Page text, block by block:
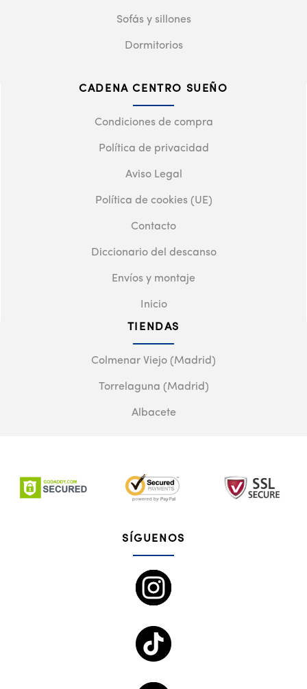
Sofás y sillones
Dormitorios
CADENA CENTRO SUEÑO
Condiciones de compra
Política de privacidad
Aviso Legal
Política de cookies (UE)
Contacto
Diccionario del descanso
Envíos y montaje
Inicio
TIENDAS
Colmenar Viejo (Madrid)
Torrelaguna (Madrid)
Albacete
SÍGUENOS